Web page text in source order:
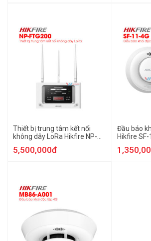
Thiết bị trung tâm kết nối
không dây LoRa Hikfire NP-
5,500,000đ
Đầu báo
Hikfire SF-